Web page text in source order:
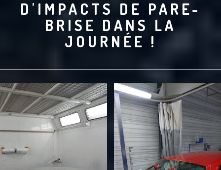
D'IMPACTS DE PARE-
BRISE DANS LA
JOURNÉE !